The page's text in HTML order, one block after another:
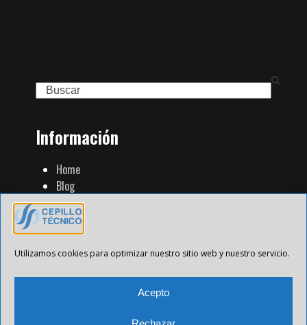
Utilizamos cookies para optimizar nuestro sitio web y nuestro servicio.
Acepto
Search
Información
Home
Blog
Familia de Productos
Contacto
Tienda Strip
Aviso Legal